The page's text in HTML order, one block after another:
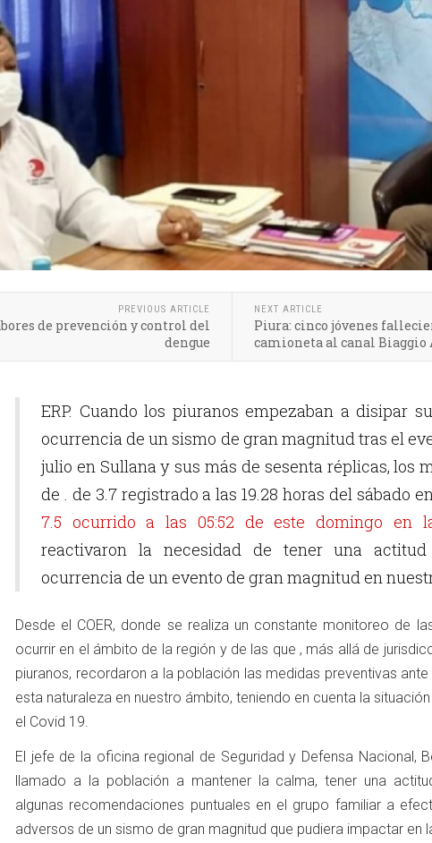
PREVIOUS ARTICLE
de prevención y control del
dengue
NEXT ARTICLE
Piura: cinco jóvenes
camioneta al canal Biaggio
BIGGER
GEORGIA
ERP. Cuando los piuranos empezaban a disipar
ocurrencia de un sismo de gran magnitud tras el
julio en Sullana y sus más de sesenta réplicas, los
de . de 3.7 registrado a las 19.28 horas del sábado
7.5 ocurrido a las 05:52 de este domingo en
reactivaron la necesidad de tener una
ocurrencia de un evento de gran magnitud en
Desde el COER, donde se realiza un constante monitoreo de
ocurrir en el ámbito de la región y de las que , más allá de
piuranos, recordaron a la población las medidas preventivas
esta naturaleza en nuestro ámbito, teniendo en cuenta la
el Covid 19.
El jefe de la oficina regional de Seguridad y Defensa Nacional,
llamado a la población a mantener la calma, tener una
algunas recomendaciones puntuales en el grupo familiar a
adversos de un sismo de gran magnitud que pudiera impactar en